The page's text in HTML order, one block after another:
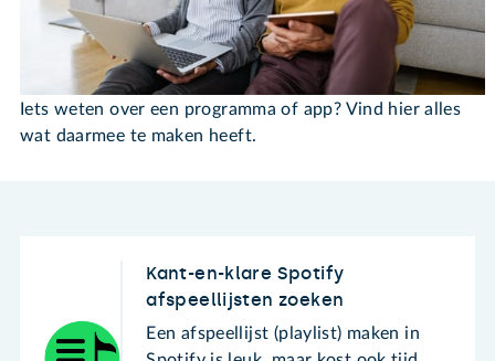
Programma's & Apps
Iets weten over een programma of app? Vind hier alles
wat daarmee te maken heeft.
Kant-en-klare Spotify
afspeellijsten zoeken
Een afspeellijst (playlist) maken in